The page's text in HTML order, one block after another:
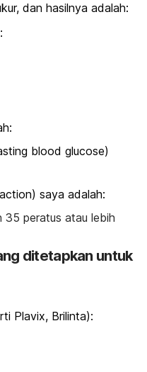
dan hasilnya adalah:
blood glucose)
saya adalah:
peratus atau lebih
ditetapkan untuk
Plavix, Brilinta):